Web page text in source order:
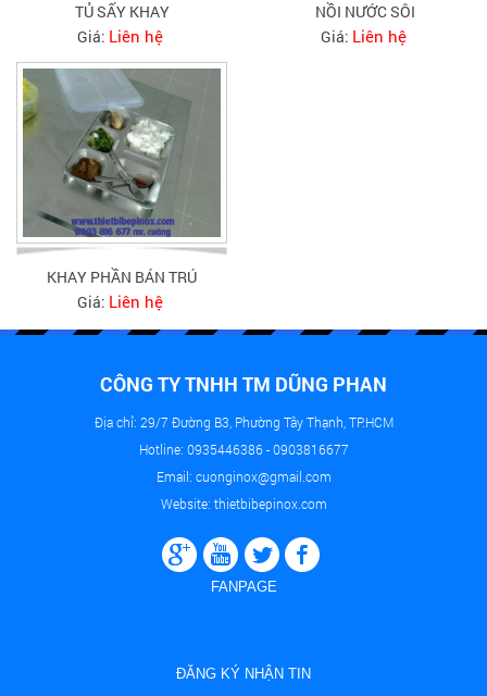
TỦ SẤY KHAY
Giá: Liên hệ
NỒI NƯỚC SÔI
Giá: Liên hệ
KHAY PHẦN BÁN TRÚ
Giá: Liên hệ
CÔNG TY TNHH TM DŨNG PHAN
Địa chỉ: 29/7 Đường B3, Phường Tây Thạnh, TP.HCM
Hotline: 0935446386 - 0903816677
Email: cuonginox@gmail.com
Website: thietbibepinox.com
FANPAGE
ĐĂNG KÝ NHẬN TIN